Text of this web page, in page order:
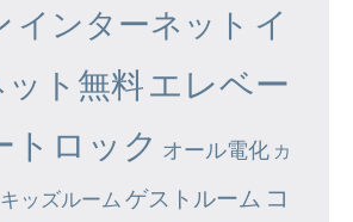
インターネット イ
ト無料エレベー
トロック オール電化 カ
キッズルーム ゲストルーム コ